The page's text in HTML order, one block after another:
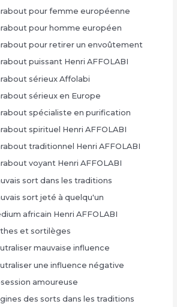
pour femme européenne
pour homme européen
pour retirer un envoûtement
puissant Henri AFFOLABI
sérieux Affolabi
sérieux en Europe
spécialiste en purification
spirituel Henri AFFOLABI
traditionnel Henri AFFOLABI
voyant Henri AFFOLABI
sort dans les traditions
sort jeté à quelqu'un
africain Henri AFFOLABI
et sortilèges
mauvaise influence
une influence négative
amoureuse
des sorts dans les traditions